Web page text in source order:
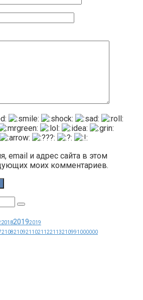
email и адрес сайта в этом
моих комментариев.
201820192019
21082109211021122113210991000000